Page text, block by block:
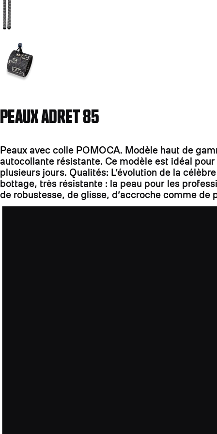
PEAUX ADRET 85
Peaux avec colle POMOCA. Modèle haut de
autocollante résistante. Ce modèle est idéal
plusieurs jours. Qualités: L’évolution de la
bottage, très résistante : la peau pour les
de robustesse, de glisse, d’accroche comme